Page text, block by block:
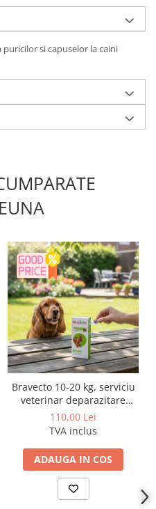
si capuselor la caini
Bravecto 10-20 kg, serviciu
veterinar deparazitare
externă pentru câini cu
greutatea intre 10 si 20 kg
110,00 Lei
TVA inclus
ADAUGA IN COS